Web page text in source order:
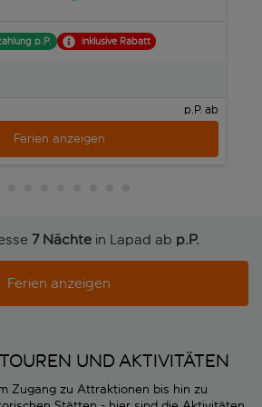
p.P. inklusive Rabatt
p.P. ab
Ferien anzeigen
7 Nächte in Lapad ab p.P.
Ferien anzeigen
UND AKTIVITÄTEN
Zugang zu Attraktionen bis hin zu